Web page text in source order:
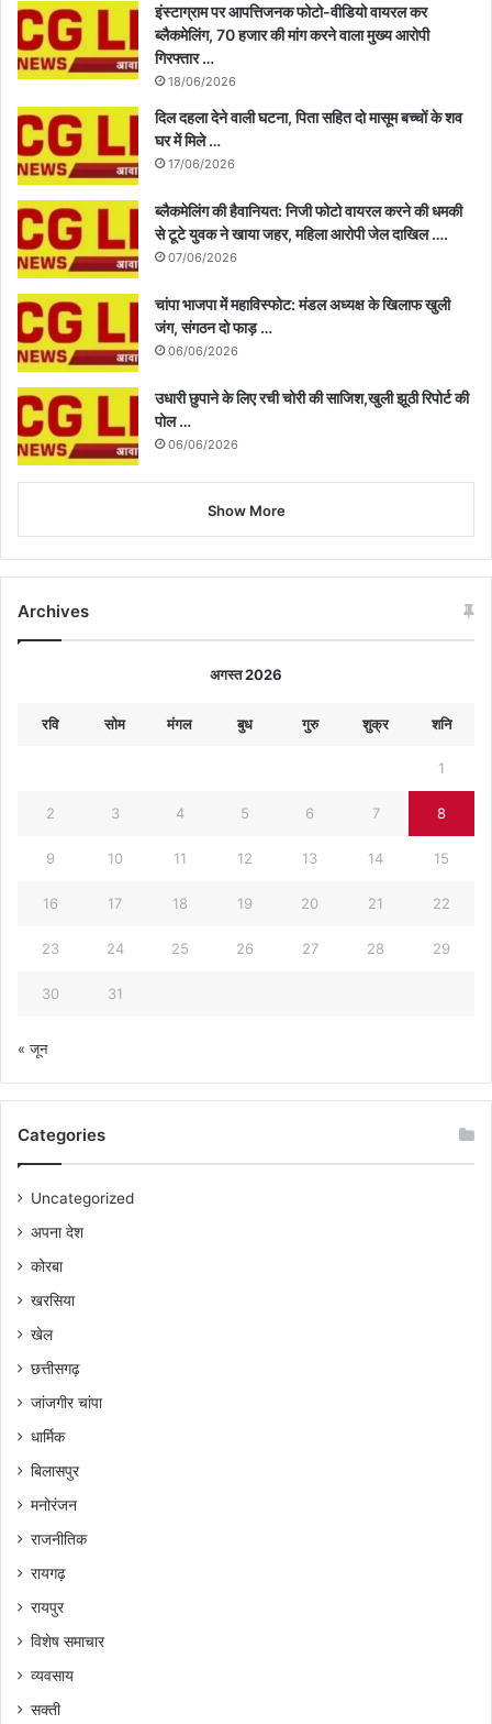
इंस्टाग्राम पर आपत्तिजनक फोटो-वीडियो वायरल कर
ब्लैकमेलिंग, 70 हजार की मांग करने वाला मुख्य आरोपी
गिरफ्तार …
18/06/2026
दिल दहला देने वाली घटना, पिता सहित दो मासूम बच्चों के शव
घर में मिले …
17/06/2026
ब्लैकमेलिंग की हैवानियत: निजी फोटो वायरल करने की धमकी
से टूटे युवक ने खाया जहर, महिला आरोपी जेल दाखिल ….
07/06/2026
चांपा भाजपा में महाविस्फोट: मंडल अध्यक्ष के खिलाफ खुली
जंग, संगठन दो फाड़ …
06/06/2026
उधारी छुपाने के लिए रची चोरी की साजिश,खुली झूठी रिपोर्ट की
पोल …
06/06/2026
Show More
Archives
अगस्त 2026
रवि सोम मंगल बुध गुरु शुक्र शनि
1
2 3 4 5 6 7 8
9 10 11 12 13 14 15
16 17 18 19 20 21 22
23 24 25 26 27 28 29
30 31
« जून
Categories
Uncategorized
अपना देश
कोरबा
खरसिया
खेल
छत्तीसगढ़
जांजगीर चांपा
धार्मिक
बिलासपुर
मनोरंजन
राजनीतिक
रायगढ़
रायपुर
विशेष समाचार
व्यवसाय
सक्ती